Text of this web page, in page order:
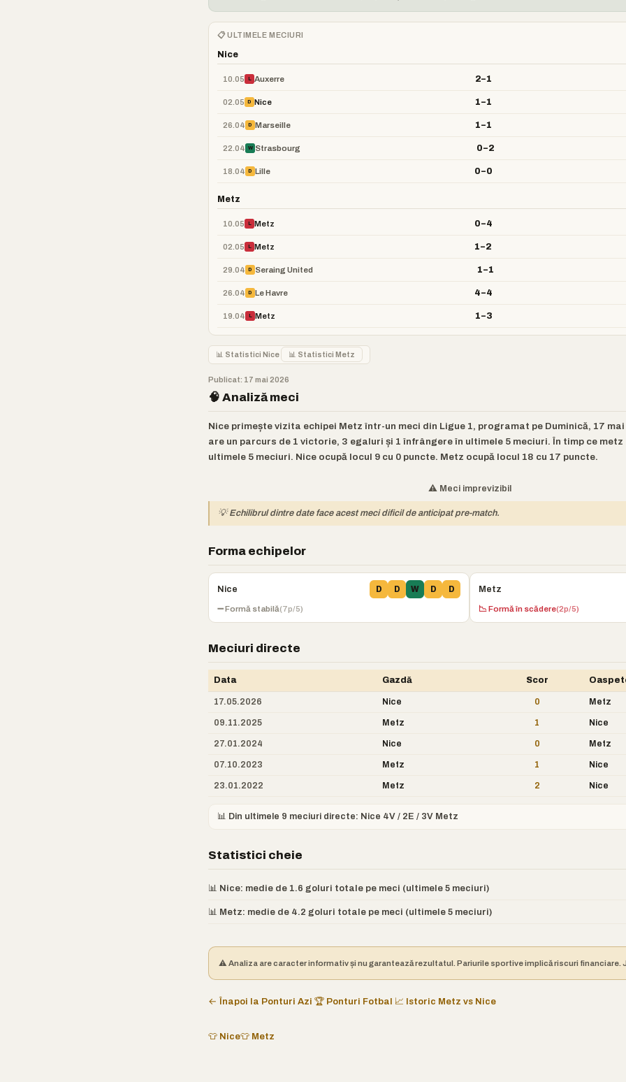
📋 ULTIMELE MECIURI
Nice
10.05 L Auxerre 2–1
02.05 D Nice 1–1
26.04 D Marseille 1–1
22.04 W Strasbourg 0–2
18.04 D Lille 0–0
Metz
10.05 L Metz 0–4
02.05 L Metz 1–2
29.04 D Seraing United 1–1
26.04 D Le Havre 4–4
19.04 L Metz 1–3
📊 Statistici Nice 📊 Statistici Metz
Publicat: 17 mai 2026
🧠 Analiză meci
Nice primește vizita echipei Metz într-un meci din Ligue 1, programat pe Duminică, 17 mai
are un parcurs de 1 victorie, 3 egaluri și 1 înfrângere în ultimele 5 meciuri. În timp ce
ultimele 5 meciuri. Nice ocupă locul 9 cu 0 puncte. Metz ocupă locul 18 cu 17 puncte.
⚠️ Meci imprevizibil
💡 Echilibrul dintre date face acest meci dificil de anticipat pre-match.
Forma echipelor
Nice D D W D D
➖ Formă stabilă(7p/5)
Metz
📉 Formă în scădere(2p/5)
Meciuri directe
Data Gazdă Scor
17.05.2026 Nice 0 Metz
09.11.2025 Metz 1 Nice
27.01.2024 Nice 0 Metz
07.10.2023 Metz 1 Nice
23.01.2022 Metz 2 Nice
📊 Din ultimele 9 meciuri directe: Nice 4V / 2E / 3V Metz
Statistici cheie
📊 Nice: medie de 1.6 goluri totale pe meci (ultimele 5 meciuri)
📊 Metz: medie de 4.2 goluri totale pe meci (ultimele 5 meciuri)
⚠️ Analiza are caracter informativ și nu garantează rezultatul. Pariurile sportive implică riscuri
← Înapoi la Ponturi Azi 🏆 Ponturi Fotbal 📈 Istoric Metz vs Nice
👕 Nice👕 Metz